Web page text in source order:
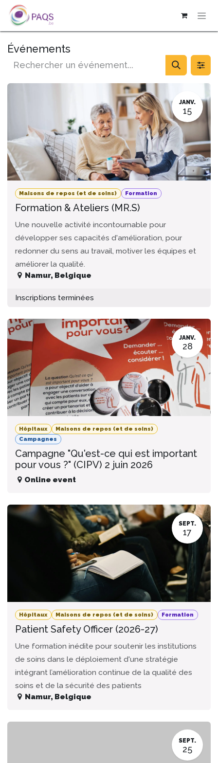
SE RENDRE AU CONTENU
Événements
JANV.
15
Maisons de repos (et de soins) Formation
Formation & Ateliers (MR.S)
Une nouvelle activité incontournable pour
développer ses capacités d'amélioration, pour
redonner du sens au travail, motiver les équipes et
améliorer la qualité.
Namur, Belgique
Inscriptions terminées
JANV.
28
Hôpitaux
Maisons de repos (et de soins)
Campagnes
Campagne "Qu'est-ce qui est important
pour vous ?" (CIPV) 2 juin 2026
Online event
SEPT.
17
Hôpitaux Maisons de repos (et de soins) Formation
Patient Safety Officer (2026-27)
Une formation inédite pour soutenir les institutions
de soins dans le déploiement d'une stratégie
intégrant l’amélioration continue de la qualité des
soins et de la sécurité des patients
Namur, Belgique
SEPT.
25